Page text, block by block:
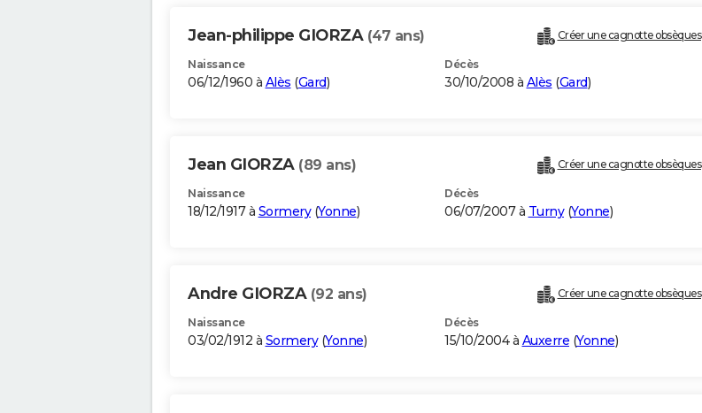
Jean-philippe GIORZA (47 ans) Créer une cagnotte obsèques
Naissance
06/12/1960 à Alès (Gard)
Décès
30/10/2008 à Alès (Gard)
Jean GIORZA (89 ans) Créer une cagnotte obsèques
Naissance
18/12/1917 à Sormery(Yonne)
Décès
06/07/2007 à Turny(Yonne)
Andre GIORZA (92 ans) Créer une cagnotte obsèques
Naissance
03/02/1912 à Sormery(Yonne)
Décès
15/10/2004 à Auxerre (Yonne)